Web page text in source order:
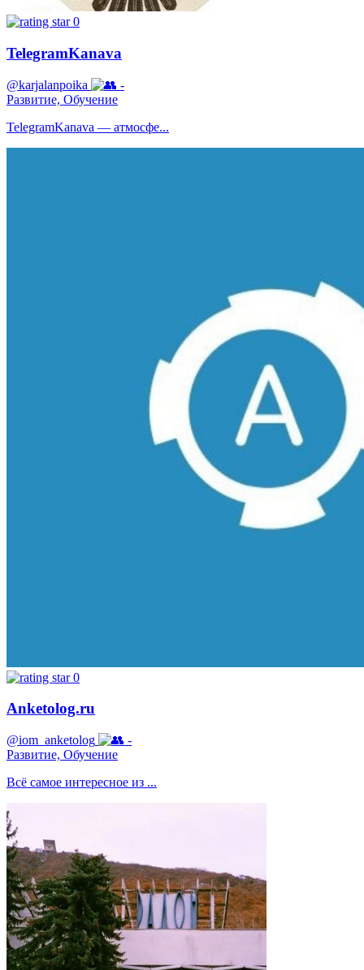
0
TelegramKanava
@karjalanpoika
-
Развитие, Обучение
TelegramKanava — атмосфе...
0
Anketolog.ru
@iom_anketolog
-
Развитие, Обучение
Всё самое интересное из ...